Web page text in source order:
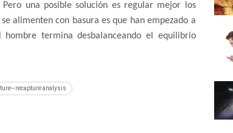
una posible solución es regular mejor los
alimenten con basura es que han empezado a
termina desbalanceando el equilibrio
analysis